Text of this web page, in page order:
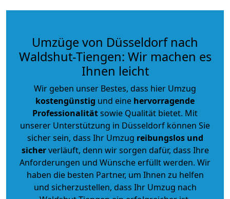
Umzüge von Düsseldorf nach
Waldshut-Tiengen: Wir machen es
Ihnen leicht
Wir geben unser Bestes, dass hier Umzug
kostengünstig und eine hervorragende
Professionalitätsowie Qualität bietet. Mit
unserer Unterstützung in Düsseldorf können Sie
sicher sein, dass Ihr Umzug reibungslos und
sicherverläuft, denn wir sorgen dafür, dass Ihre
Anforderungen und Wünsche erfüllt werden. Wir
haben die besten Partner, um Ihnen zu helfen
und sicherzustellen, dass Ihr Umzug nach